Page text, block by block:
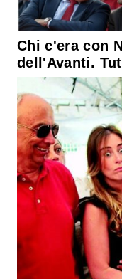
Chi c'era con
dell'Avanti.